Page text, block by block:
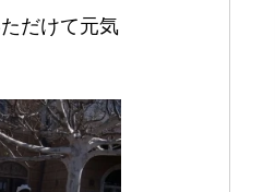
だけて元気